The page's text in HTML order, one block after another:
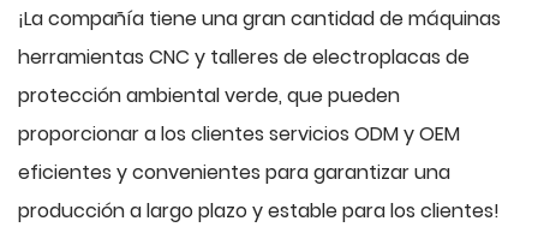
¡La compañía tiene una gran cantidad de máquinas
herramientas CNC y talleres de electroplacas de
protección ambiental verde, que pueden
proporcionar a los clientes servicios ODM y OEM
eficientes y convenientes para garantizar una
producción a largo plazo y estable para los clientes!